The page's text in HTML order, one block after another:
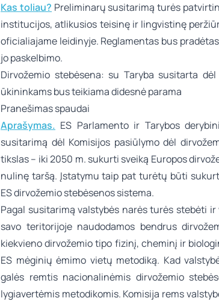
Kas toliau? Preliminarų susitarimą turės
institucijos, atlikusios teisinę ir lingvistinę
oficialiajame leidinyje. Reglamentas bus
jo paskelbimo.
Dirvožemio stebėsena: su Taryba susitarta
ūkininkams bus teikiama didesnė parama
Pranešimas spaudai
Aprašymas. ES Parlamento ir Tarybos
susitarimą dėl Komisijos pasiūlymo dėl
tikslas – iki 2050 m. sukurti sveiką Europos
nulinę taršą. Įstatymu taip pat turėtų būti
ES dirvožemio stebėsenos sistema.
Pagal susitarimą valstybės narės turės stebėti
savo teritorijoje naudodamos bendrus
kiekvieno dirvožemio tipo fizinį, cheminį ir
ES mėginių ėmimo vietų metodiką. Kad
galės remtis nacionalinėmis dirvožemio
lygiavertėmis metodikomis. Komisija rems